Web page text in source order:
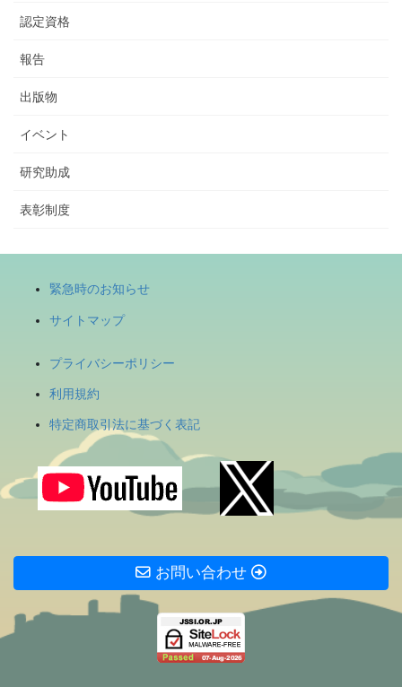
認定資格
報告
出版物
イベント
研究助成
表彰制度
緊急時のお知らせ
サイトマップ
プライバシーポリシー
利用規約
特定商取引法に基づく表記
お問い合わせ